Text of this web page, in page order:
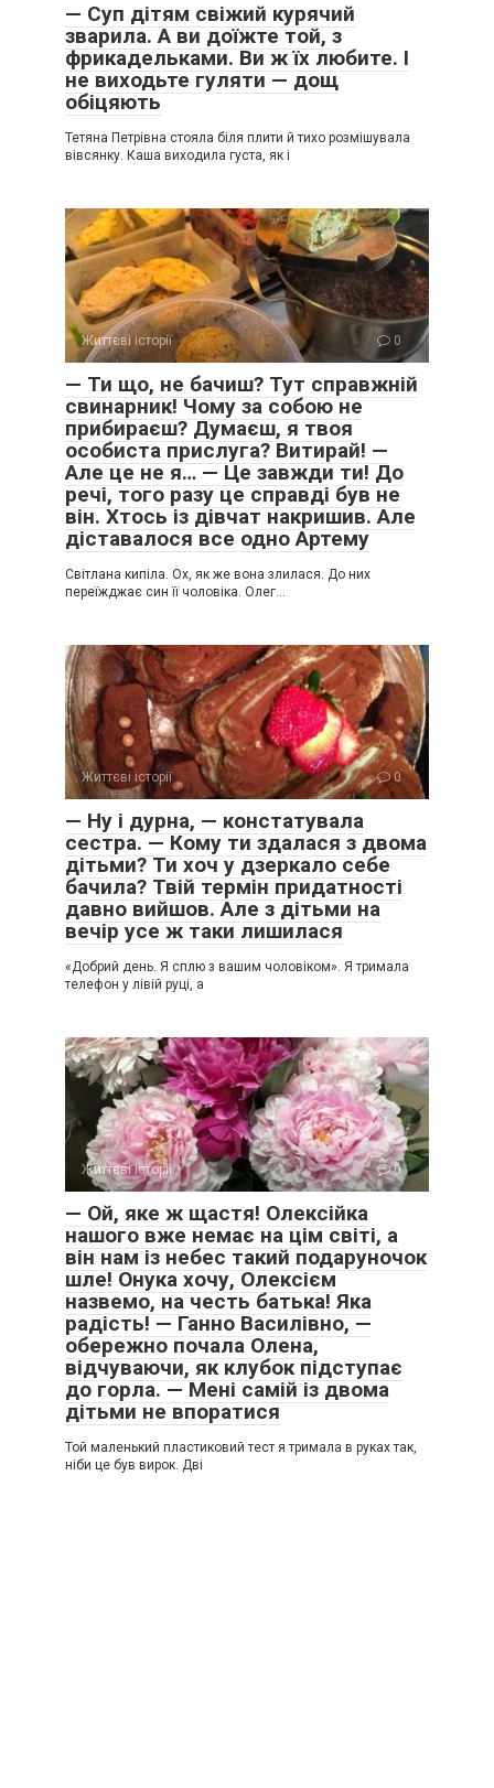
— Суп дітям свіжий курячий
зварила. А ви доїжте той, з
фрикадельками. Ви ж їх любите. І
не виходьте гуляти — дощ
обіцяють
Тетяна Петрівна стояла біля плити й тихо розмішувала
вівсянку. Каша виходила густа, як і
Життєві історії 0
— Ти що, не бачиш? Тут справжній
свинарник! Чому за собою не
прибираєш? Думаєш, я твоя
особиста прислуга? Витирай! —
Але це не я… — Це завжди ти! До
речі, того разу це справді був не
він. Хтось із дівчат накришив. Але
діставалося все одно Артему
Світлана кипіла. Ох, як же вона злилася. До них
переїжджає син її чоловіка. Олег…
Життєві історії 0
— Ну і дурна, — констатувала
сестра. — Кому ти здалася з двома
дітьми? Ти хоч у дзеркало себе
бачила? Твій термін придатності
давно вийшов. Але з дітьми на
вечір усе ж таки лишилася
«Добрий день. Я сплю з вашим чоловіком». Я тримала
телефон у лівій руці, а
Життєві історії 0
— Ой, яке ж щастя! Олексійка
нашого вже немає на цім світі, а
він нам із небес такий подаруночок
шле! Онука хочу, Олексієм
назвемо, на честь батька! Яка
радість! — Ганно Василівно, —
обережно почала Олена,
відчуваючи, як клубок підступає
до горла. — Мені самій із двома
дітьми не впоратися
Той маленький пластиковий тест я тримала в руках так,
ніби це був вирок. Дві